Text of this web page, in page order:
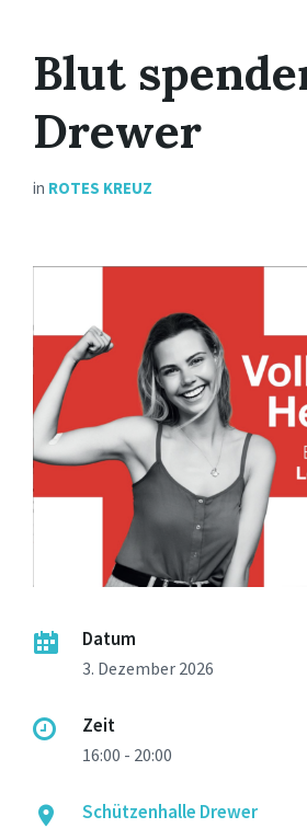
Blut
Drewer
in ROTES KREUZ
Datum
3. Dezember 2026
Zeit
16:00 - 20:00
Schützenhalle Drewer